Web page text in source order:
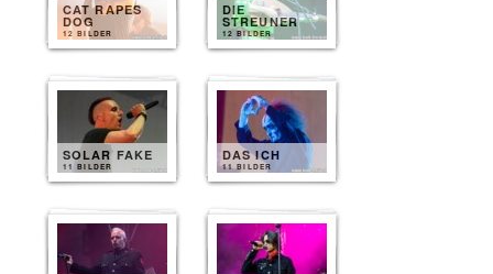
CAT RAPES
DOG
12 BILDER
DIE
STREUNER
12 BILDER
SOLAR FAKE
11 BILDER
DAS ICH
11 BILDER